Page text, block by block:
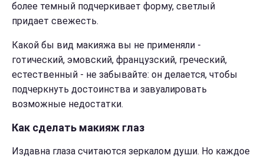
более темный подчеркивает форму, светлый
придает свежесть.
Какой бы вид макияжа вы не применяли -
готический, эмовский, французский, греческий,
естественный - не забывайте: он делается, чтобы
подчеркнуть достоинства и завуалировать
возможные недостатки.
Как сделать макияж глаз
Издавна глаза считаются зеркалом души. Но каждое